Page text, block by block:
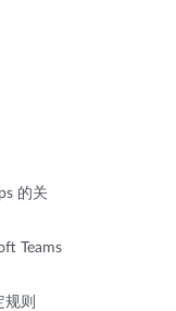
的关
Teams
规则